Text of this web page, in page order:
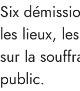
Six
les lieux,
sur la
public.